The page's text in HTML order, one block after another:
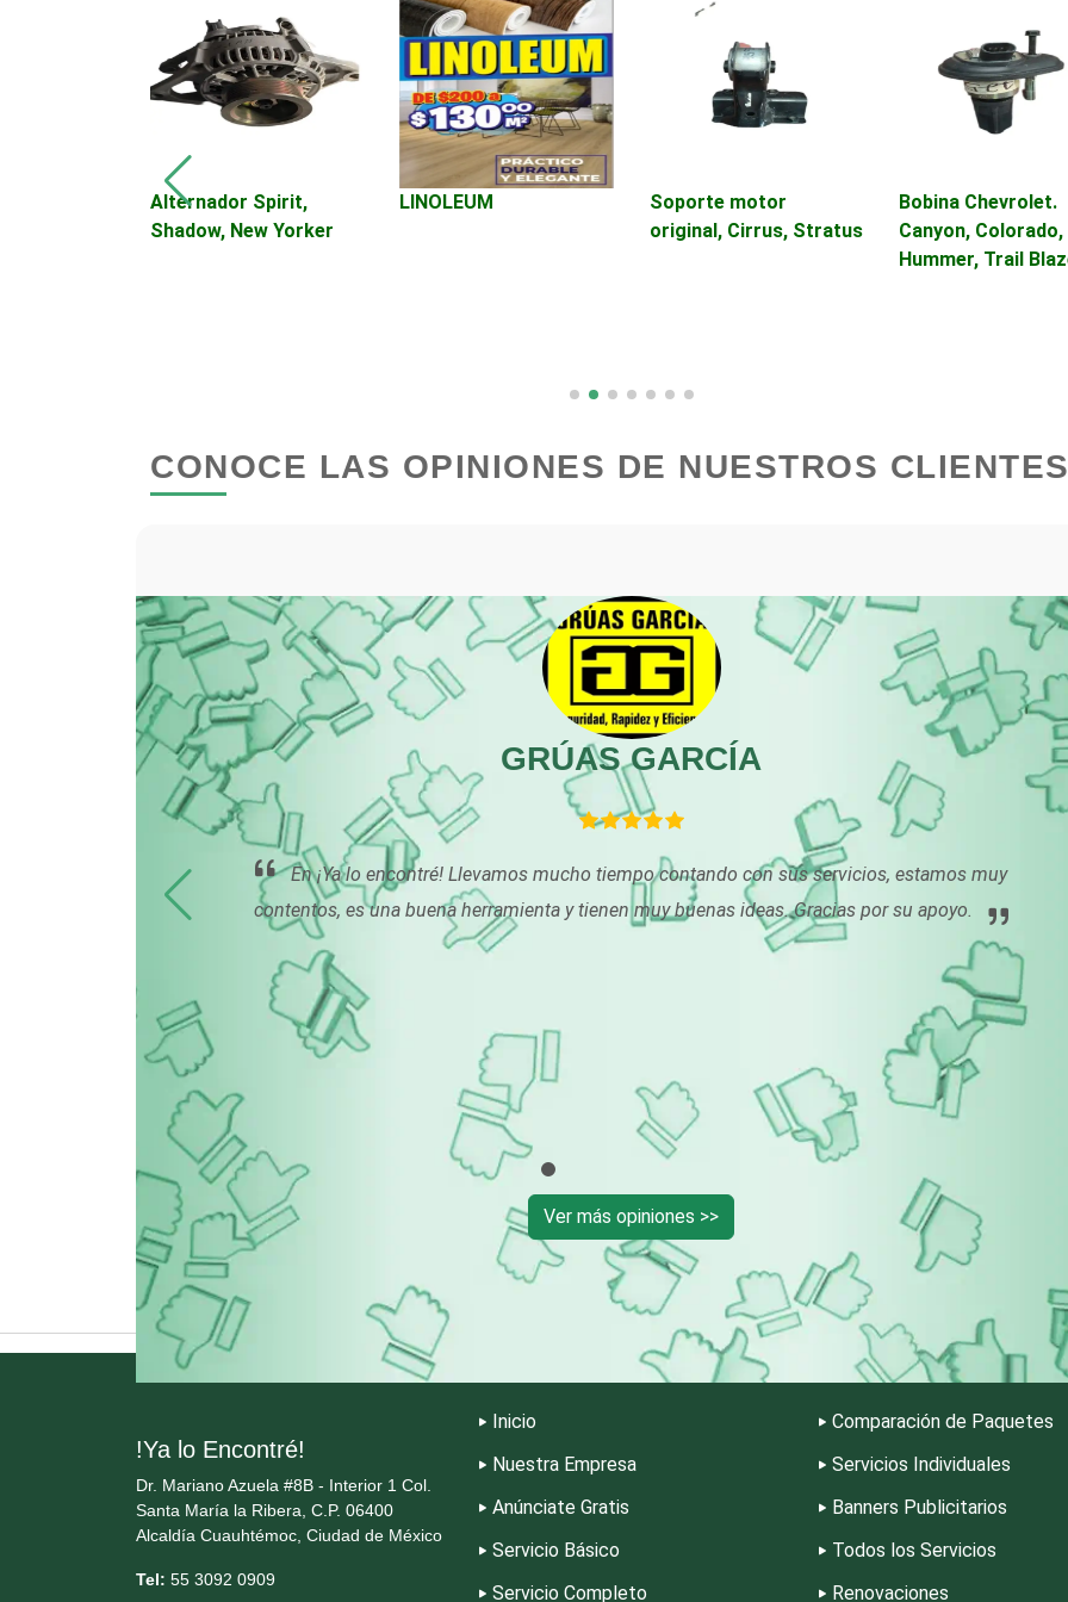
Autopartes Eléctricas Avaluos
Bancos Banquetes Bares y Cantinas
Bebidas
Buceo
Carnicerías
Cerrajerías Cibercafés Clínicas de Belleza
Clínicas de Rehabilitación Clínicas y Hospitales Clubes Deportivos
Cocinas Integrales
Combustibles y
Lubricantes
Compresores de
Computadoras
Conferencias
Empresariales
Construcciones en
General
Contadores
Conversiones
Automotrices
Copiadoras
Cortinas, Persianas y
Alfombras
Cremerías y
Salchichonerías
Cristalerías Cromadoras Decoración de
Dentistas Deportes Depósitos Dentales
Dermatólogos Desarrollo de Software Desperdicios
Edecanes Editores
Electricidad y Plomería
Elevadores y Ascensores Empaques y Embalajes Empresas de
Alternador Spirit,
Shadow, New Yorker
LINOLEUM
Soporte motor
original, Cirrus, Stratus
Bobina Chevrolet.
Canyon, Colorado,
Hummer, Trail
CONOCE LAS OPINIONES DE NUESTROS
GRÚAS GARCÍA
En ¡Ya lo encontré! Llevamos mucho tiempo contando con sus servicios, estamos muy
contentos, es una buena herramienta y tienen muy buenas ideas. Gracias por su apoyo.
Ver más opiniones >>
!Ya lo Encontré!
Dr. Mariano Azuela #8B - Interior 1 Col.
Santa María la Ribera, C.P. 06400
Alcaldía Cuauhtémoc, Ciudad de México
Tel: 55 3092 0909
Inicio
Nuestra Empresa
Anúnciate Gratis
Servicio Básico
Servicio Completo
Comparación de Paquetes
Servicios Individuales
Banners Publicitarios
Todos los Servicios
Renovaciones